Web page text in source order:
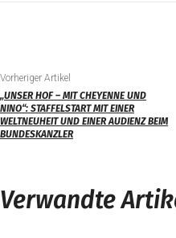
Vorheriger Artikel
„UNSER HOF – MIT CHEYENNE UND
NINO“: STAFFELSTART MIT EINER
WELTNEUHEIT UND EINER AUDIENZ BEIM
BUNDESKANZLER
Verwandte